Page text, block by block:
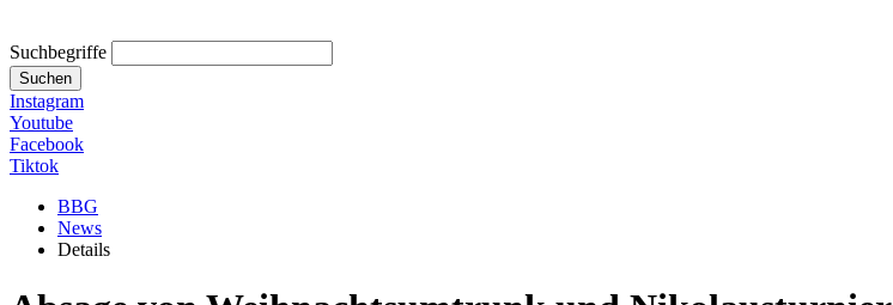
Suchbegriffe
Suchen
Instagram
Youtube
Facebook
Tiktok
BBG
News
Details